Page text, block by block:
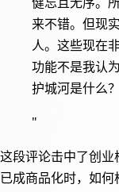
来不错。但现
人。这些现在
功能不是我认
护城河是什么？
"
这段评论击中了创
已成商品化时，如何